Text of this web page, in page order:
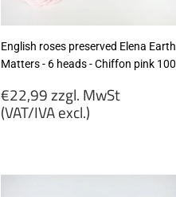
English roses preserved Elena Earth
Matters - 6 heads - Chiffon pink 100
Regular
price
€22,99 zzgl. MwSt
(VAT/IVA excl.)
MwSt